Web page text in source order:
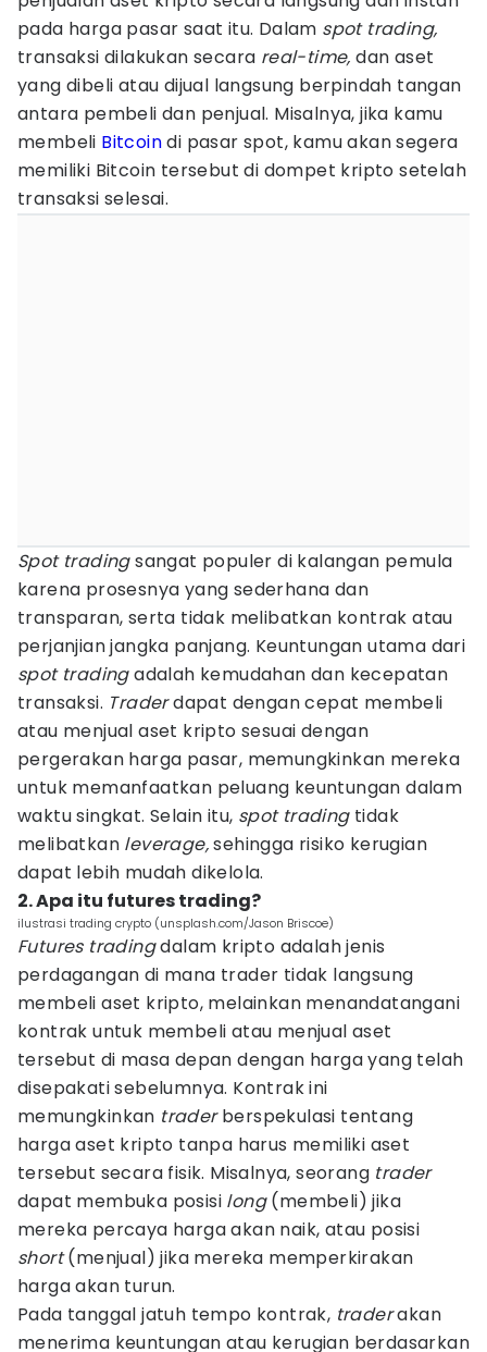
pada harga pasar saat itu. Dalam spot trading,
transaksi dilakukan secara real-time, dan aset
yang dibeli atau dijual langsung berpindah tangan
antara pembeli dan penjual. Misalnya, jika kamu
membeli Bitcoindi pasar spot, kamu akan segera
memiliki Bitcoin tersebut di dompet kripto setelah
transaksi selesai.
Spot tradingsangat populer di kalangan pemula
karena prosesnya yang sederhana dan
transparan, serta tidak melibatkan kontrak atau
perjanjian jangka panjang. Keuntungan utama dari
spot tradingadalah kemudahan dan kecepatan
transaksi. Traderdapat dengan cepat membeli
atau menjual aset kripto sesuai dengan
pergerakan harga pasar, memungkinkan mereka
untuk memanfaatkan peluang keuntungan dalam
waktu singkat. Selain itu, spot tradingtidak
melibatkan leverage,sehingga risiko kerugian
dapat lebih mudah dikelola.
2. Apa itu futures trading?
ilustrasi trading crypto (unsplash.com/Jason Briscoe)
Futures tradingdalam kripto adalah jenis
perdagangan di mana trader tidak langsung
membeli aset kripto, melainkan menandatangani
kontrak untuk membeli atau menjual aset
tersebut di masa depan dengan harga yang telah
disepakati sebelumnya. Kontrak ini
memungkinkan traderberspekulasi tentang
harga aset kripto tanpa harus memiliki aset
tersebut secara fisik. Misalnya, seorang trader
dapat membuka posisi long(membeli) jika
mereka percaya harga akan naik, atau posisi
short(menjual) jika mereka memperkirakan
harga akan turun.
Pada tanggal jatuh tempo kontrak, traderakan
menerima keuntungan atau kerugian berdasarkan